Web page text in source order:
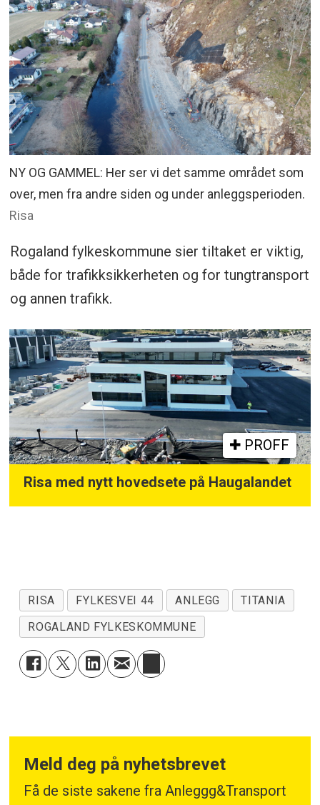
NY OG GAMMEL: Her ser vi det samme området som
over, men fra andre siden og under anleggsperioden.
Risa
Rogaland fylkeskommune sier tiltaket er viktig,
både for trafikksikkerheten og for tungtransport
og annen trafikk.
PROFF
Risa med nytt hovedsete på Haugalandet
RISA FYLKESVEI 44 ANLEGG
TITANIA
ROGALAND FYLKESKOMMUNE
Meld deg på nyhetsbrevet
Få de siste sakene fra Anleggg&Transport